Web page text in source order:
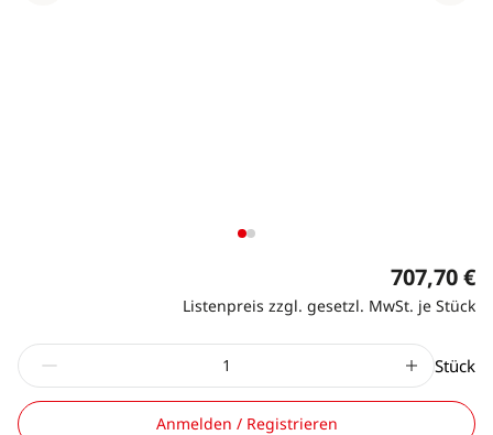
707,70 €
Listenpreis zzgl. gesetzl. MwSt. je Stück
Stück
Anmelden / Registrieren